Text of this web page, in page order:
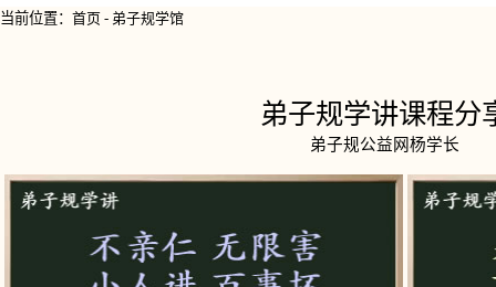
当前位置： 首页 - 弟子规学馆
弟子规学讲课程分
弟子规公益网杨学长